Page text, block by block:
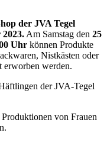
der JVA Tegel
Am Samstag den 25
Uhr können Produkte
Nistkästen oder
erworben werden.
der JVA-Tegel
von Frauen